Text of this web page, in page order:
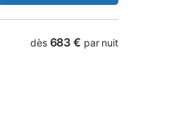
dès 683 € par nuit